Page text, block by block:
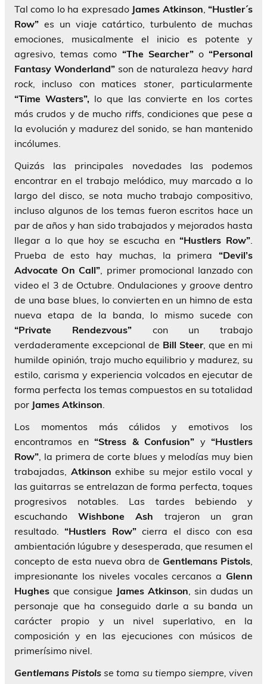
Tal como lo ha expresado James Atkinson ,“Hustler´s
Row” es un viaje catártico, turbulento de muchas
emociones, musicalmente el inicio es potente y
agresivo, temas como “The Searcher”o“Personal
Fantasy Wonderland”son de naturaleza heavy hard
rock , incluso con matices stoner, particularmente
“Time Wasters”,lo que las convierte en los cortes
más crudos y de mucho riffs , condiciones que pese a
la evolución y madurez del sonido, se han mantenido
incólumes.
Quizás las principales novedades las podemos
encontrar en el trabajo melódico, muy marcado a lo
largo del disco, se nota mucho trabajo compositivo,
incluso algunos de los temas fueron escritos hace un
par de años y han sido trabajados y mejorados hasta
llegar a lo que hoy se escucha en“Hustlers Row”
Prueba de esto hay muchas, la primera “Devil’s
Advocate On Call” , primer promocional lanzado con
video el 3 de Octubre. Ondulaciones y groove dentro
de una base blues, lo convierten en un himno de esta
nueva etapa de la banda, lo mismo sucede con
“Private Rendezvous”con un trabajo
verdaderamente excepcional de Bill Steer, que en mi
humilde opinión, trajo mucho equilibrio y madurez, su
estilo, carisma y experiencia volcados en ejecutar de
forma perfecta los temas compuestos en su totalidad
por James Atkinson
Los momentos más cálidos y emotivos los
encontramos en “Stress & Confusion” y “Hustlers
Row” , la primera de corte blues y melodías muy bien
trabajadas, Atkinson exhibe su mejor estilo vocal y
las guitarras se entrelazan de forma perfecta, toques
progresivos notables. Las tardes bebiendo y
escuchandoWishbone Ash trajeron un gran
resultado.“Hustlers Row”cierra el disco con esa
ambientación lúgubre y desesperada, que resumen el
concepto de esta nueva obra deGentlemans Pistols
impresionante los niveles vocales cercanos a Glenn
Hughes que consigue James Atkinson , sin dudas un
personaje que ha conseguido darle a su banda un
carácter propio y un nivel superlativo, en la
composición y en las ejecuciones con músicos de
primerísimo nivel.
Gentlemans Pistols se toma su tiempo siempre, viven